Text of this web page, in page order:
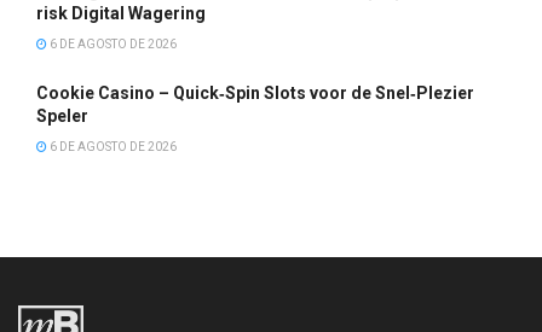
risk Digital Wagering
6 DE AGOSTO DE 2026
Cookie Casino – Quick‑Spin Slots voor de Snel‑Plezier
Speler
6 DE AGOSTO DE 2026